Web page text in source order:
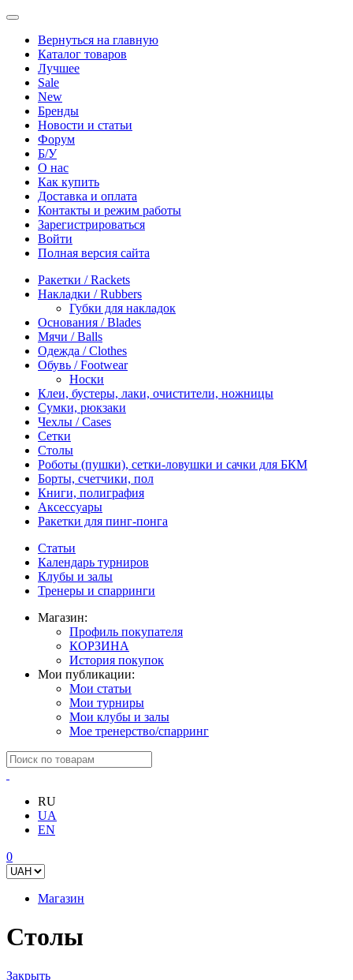
Вернуться на главную
Каталог товаров
Лучшее
Sale
New
Бренды
Новости и статьи
Форум
Б/У
О нас
Как купить
Доставка и оплата
Контакты и режим работы
Зарегистрироваться
Войти
Полная версия сайта
Ракетки / Rackets
Накладки / Rubbers
Губки для накладок
Основания / Blades
Мячи / Balls
Одежда / Clothes
Обувь / Footwear
Носки
Клеи, бустеры, лаки, очистители, ножницы
Сумки, рюкзаки
Чехлы / Cases
Сетки
Столы
Роботы (пушки), сетки-ловушки и сачки для БКМ
Борты, счетчики, пол
Книги, полиграфия
Аксессуары
Ракетки для пинг-понга
Статьи
Календарь турниров
Клубы и залы
Тренеры и спарринги
Магазин:
Профиль покупателя
КОРЗИНА
История покупок
Мои публикации:
Мои статьи
Мои турниры
Мои клубы и залы
Мое тренерство/спарринг
RU
UA
EN
0
Магазин
Столы
Закрыть